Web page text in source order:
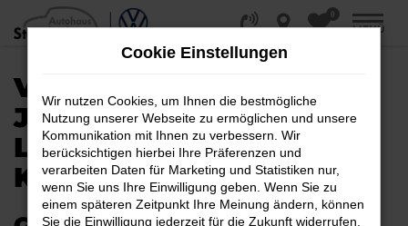
Zum
Hauptinhalt
0
MENÜ
VW PASSAT VARIANT
JAHRESWAGEN |
LIEFERSERVICE NACH
KASSEL
Cookie Einstellungen
Wir nutzen Cookies, um Ihnen die bestmögliche
Nutzung unserer Webseite zu ermöglichen und unsere
Kommunikation mit Ihnen zu verbessern. Wir
berücksichtigen hierbei Ihre Präferenzen und
verarbeiten Daten für Marketing und Statistiken nur,
wenn Sie uns Ihre Einwilligung geben. Wenn Sie zu
einem späteren Zeitpunkt Ihre Meinung ändern, können
Sie die Einwilligung jederzeit für die Zukunft widerrufen.